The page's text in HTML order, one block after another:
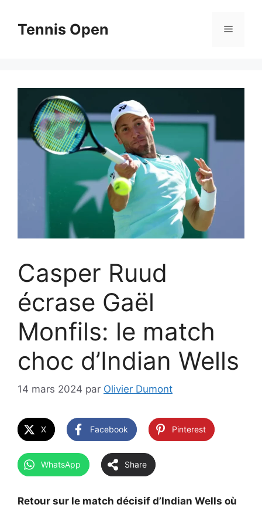
contenuTennis Open Menu
Casper Ruud
écrase Gaël
Monfils: le match
choc d’Indian Wells
14 mars 2024 par Olivier Dumont
X Facebook Pinterest
WhatsApp Share
Retour sur le match décisif d’Indian Wells où